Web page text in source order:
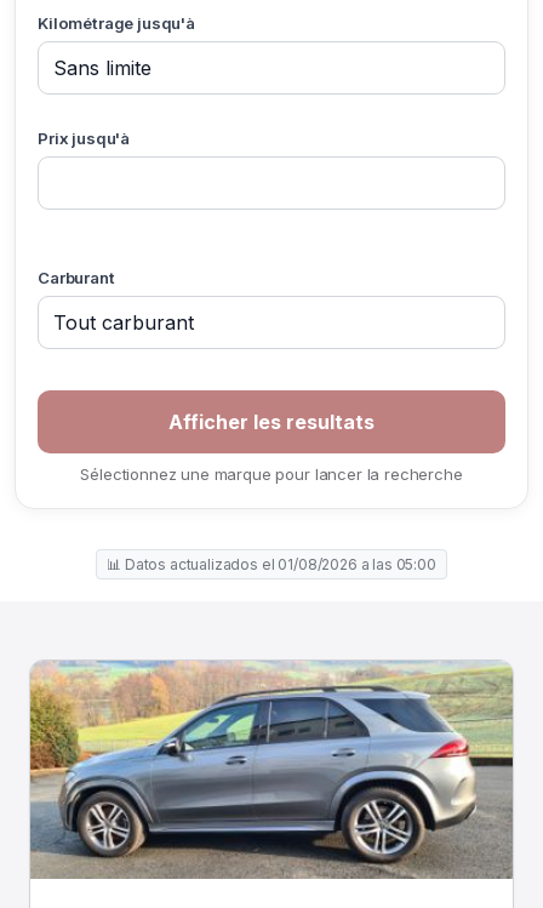
Kilométrage jusqu'à
Prix jusqu'à
Carburant
Sélectionnez une marque pour lancer la recherche
📊 Datos actualizados el 01/08/2026 a las 05:00